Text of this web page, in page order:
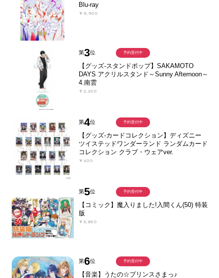
Blu-ray
￥9,900
第3位
【グッズ-スタンドポップ】SAKAMOTO
DAYS アクリルスタンド～Sunny Afternoon～
4.南雲
￥2,200
予約受付中
第4位
【グッズ-カードコレクション】ディズニー
ツイステッドワンダーランド ランダムカード
コレクション クラブ・ウェアver.
￥400
予約受付中
第5位
【コミック】魔入りました!入間くん(50) 特装
版
￥3,850
予約受付中
第6位
【音楽】うたの☆プリンスさまっ♪
予約受付中